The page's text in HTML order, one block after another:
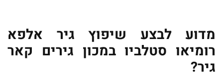
מדוע לבצע שיפוץ גיר אלפא
רומיאו סטלביו במכון גירים קאר
גיר?